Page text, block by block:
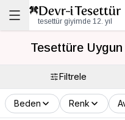
tesettür giyimde 12. yıl
Tesettüre
Filtrele
Beden Renk